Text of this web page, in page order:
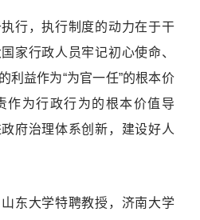
，执行制度的动力在于干
家行政人员牢记初心使命、
利益作为“为官一任”的根本价
作为行政行为的根本价值导
府治理体系创新，建设好人
大学特聘教授，济南大学